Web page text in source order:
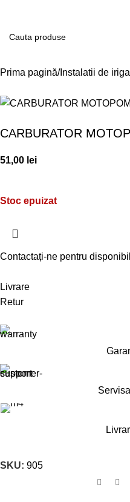
Prima pagină Instalatii de
CARBURATOR
51,00 lei
Stoc epuizat
Contactați-ne pentru
Livrare
Retur
SKU: 905